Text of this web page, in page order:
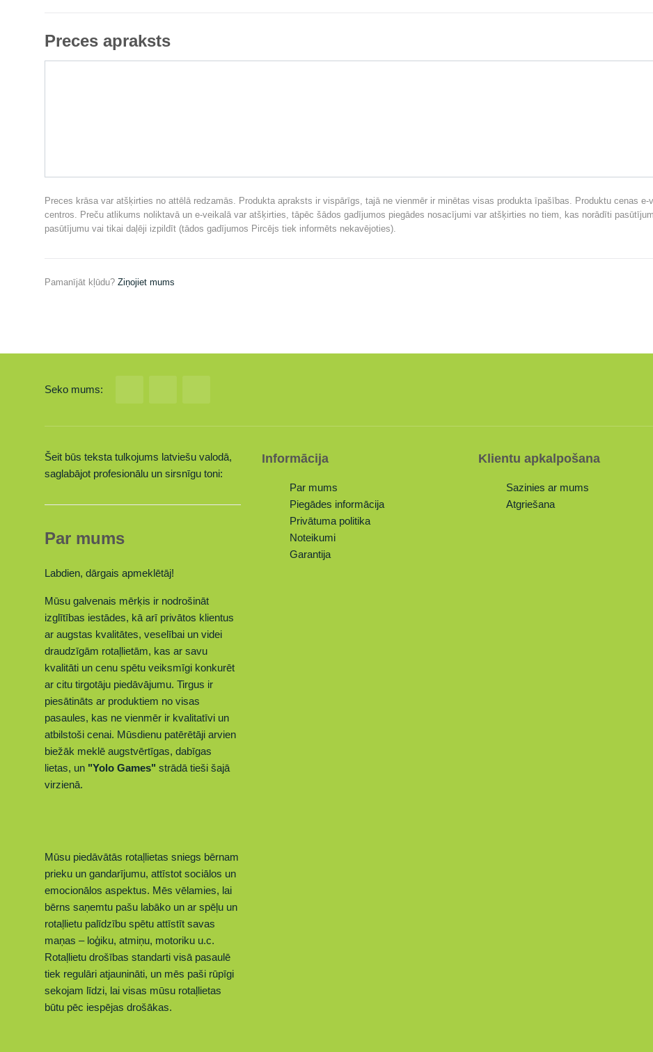
Preces apraksts
Preces krāsa var atšķirties no attēlā redzamās. Produkta apraksts ir vispārīgs, tajā ne vienmēr ir minētas visas produkta īpašības. Produktu cenas
centros. Preču atlikums noliktavā un e-veikalā var atšķirties, tāpēc šādos gadījumos piegādes nosacījumi var atšķirties no tiem, kas norādīti
pasūtījumu vai tikai daļēji izpildīt (tādos gadījumos Pircējs tiek informēts nekavējoties).
Pamanījāt kļūdu? Ziņojiet mums
Seko mums:
Šeit būs teksta tulkojums latviešu valodā,
saglabājot profesionālu un sirsnīgu toni:
Par mums
Labdien, dārgais apmeklētāj!
Mūsu galvenais mērķis ir nodrošināt
izglītības iestādes, kā arī privātos klientus
ar augstas kvalitātes, veselībai un videi
draudzīgām rotaļlietām, kas ar savu
kvalitāti un cenu spētu veiksmīgi konkurēt
ar citu tirgotāju piedāvājumu. Tirgus ir
piesātināts ar produktiem no visas
pasaules, kas ne vienmēr ir kvalitatīvi un
atbilstoši cenai. Mūsdienu patērētāji arvien
biežāk meklē augstvērtīgas, dabīgas
lietas, un "Yolo Games" strādā tieši šajā
virzienā.
Mūsu piedāvātās rotaļlietas sniegs bērnam
prieku un gandarījumu, attīstot sociālos un
emocionālos aspektus. Mēs vēlamies, lai
bērns saņemtu pašu labāko un ar spēļu un
rotaļlietu palīdzību spētu attīstīt savas
maņas – loģiku, atmiņu, motoriku u.c.
Rotaļlietu drošības standarti visā pasaulē
tiek regulāri atjaunināti, un mēs paši rūpīgi
sekojam līdzi, lai visas mūsu rotaļlietas
būtu pēc iespējas drošākas.
Informācija
Par mums
Piegādes informācija
Privātuma politika
Noteikumi
Garantija
Klientu apkalpošana
Sazinies ar mums
Atgriešana